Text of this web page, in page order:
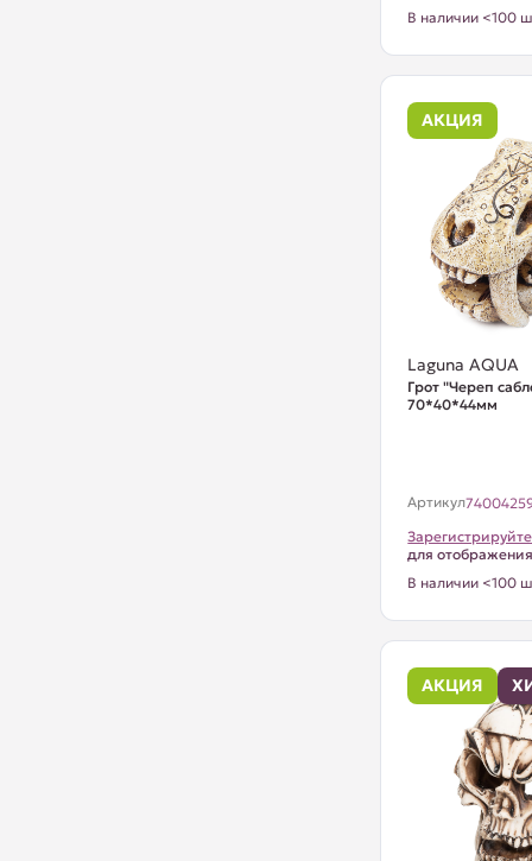
В наличии <100
АКЦИЯ
Laguna AQUA
Грот "Череп
70*40*44мм
Артикул
для
В наличии <100
АКЦИЯ